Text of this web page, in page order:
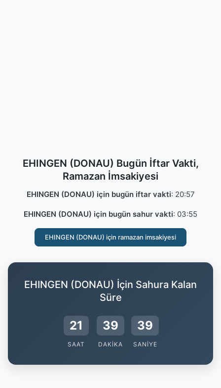
EHINGEN (DONAU) Bugün İftar Vakti,
Ramazan İmsakiyesi
EHINGEN (DONAU) için bugün iftar vakti: 20:57
EHINGEN (DONAU) için bugün sahur vakti: 03:55
EHINGEN (DONAU) için ramazan imsakiyesi
EHINGEN (DONAU) İçin Sahura Kalan
Süre
21
SAAT
39
DAKIKA
39
SANIYE